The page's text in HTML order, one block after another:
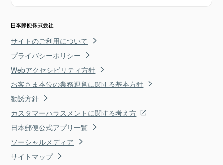
サイトのご利用について
プライバシーポリシー
Webアクセシビリティ方針
お客さま本位の業務運営に関する基本方針
勧誘方針
カスタマーハラスメントに関する考え方
日本郵便公式アプリ一覧
ソーシャルメディア
サイトマップ